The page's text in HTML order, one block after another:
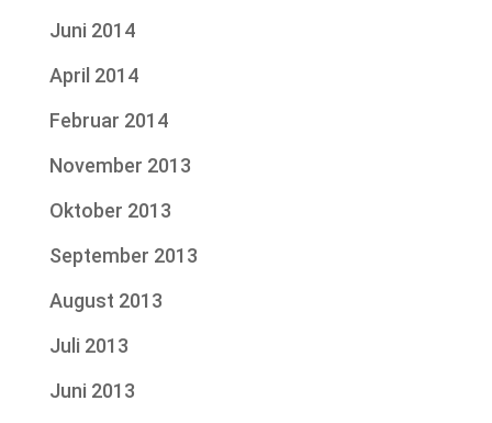
Juni 2014
April 2014
Februar 2014
November 2013
Oktober 2013
September 2013
August 2013
Juli 2013
Juni 2013